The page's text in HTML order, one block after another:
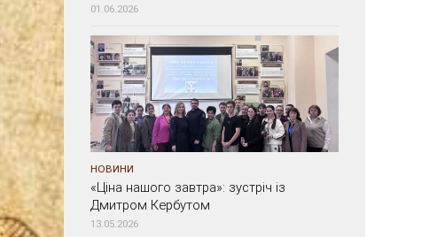
01.06.2026
НОВИНИ
«Ціна нашого завтра»: зустріч із
Дмитром Кербутом
13.05.2026